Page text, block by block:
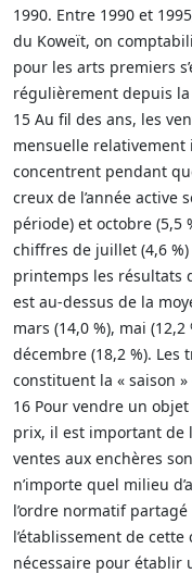
1990. Entre 1990 et
du Koweït, on
pour les arts premiers
régulièrement depuis
15 Au fil des ans, les
mensuelle relativement
concentrent pendant
creux de l’année active
période) et octobre (5,5
chiffres de juillet (4,6
printemps les résultats
est au-dessus de la
mars (14,0 %), mai
décembre (18,2 %).
constituent la « saison
16 Pour vendre un
prix, il est important de
ventes aux enchères
n’importe quel milieu
l’ordre normatif
l’établissement de
nécessaire pour établir